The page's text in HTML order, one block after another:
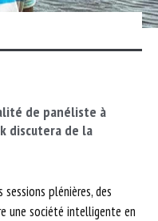
de panéliste à
discutera de la
sessions plénières, des
une société intelligente en